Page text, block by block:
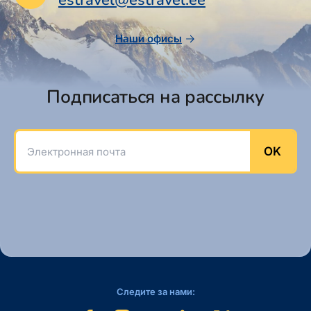
Наши офисы
Подписаться на рассылку
Электронная почта
OK
Следите за нами: